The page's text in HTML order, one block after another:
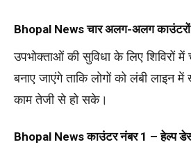
Bhopal Newsचार अलग-अलग काउंटरों
उपभोक्ताओं की सुविधा के लिए शिविरों
बनाए जाएंगे ताकि लोगों को लंबी लाइन
काम तेजी से हो सके।
Bhopal Newsकाउंटर नंबर 1 – हेल्प